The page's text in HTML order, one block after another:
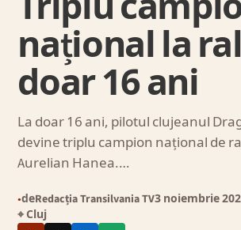
național la
doar 16 ani
La doar 16 ani, pilotul clujeanul
devine triplu campion național de
Aurelian Hanea.…
●deRedacția Transilvania TV3 noiembrie
⌖ Cluj